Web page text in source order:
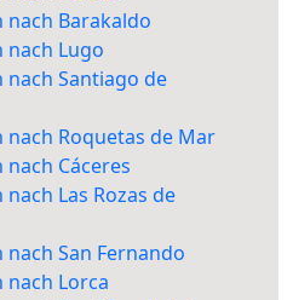
Barakaldo
nach Lugo
Santiago de
Roquetas de Mar
Cáceres
Las Rozas de
San Fernando
Lorca